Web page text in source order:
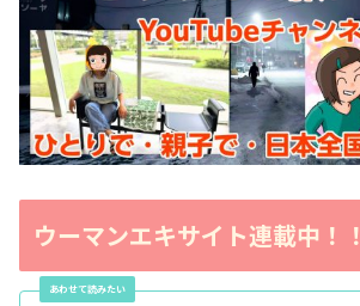
ウーマンエキサイト連載中！！